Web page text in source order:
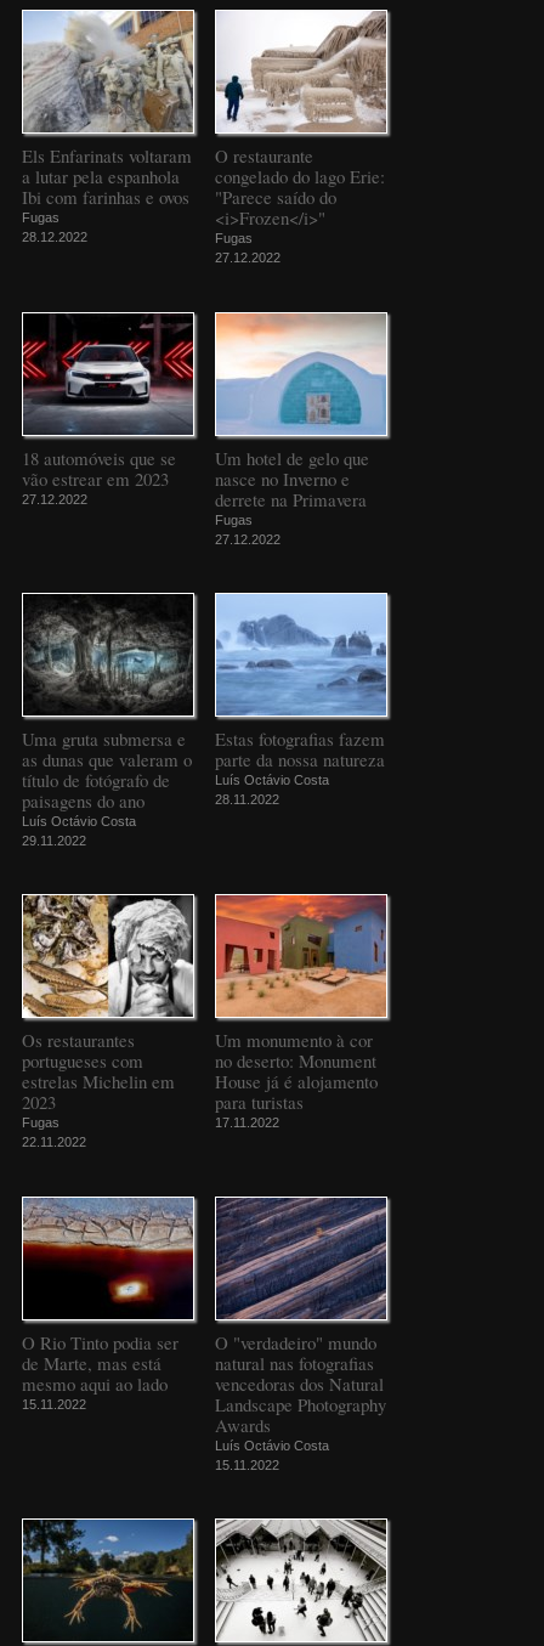
Els Enfarinats voltaram
a lutar pela espanhola
Ibi com farinhas e ovos
Fugas
28.12.2022
O restaurante
congelado do lago Erie:
"Parece saído do
<i>Frozen</i>"
Fugas
27.12.2022
18 automóveis que se
vão estrear em 2023
27.12.2022
Um hotel de gelo que
nasce no Inverno e
derrete na Primavera
Fugas
27.12.2022
Uma gruta submersa e
as dunas que valeram o
título de fotógrafo de
paisagens do ano
Luís Octávio Costa
29.11.2022
Estas fotografias fazem
parte da nossa natureza
Luís Octávio Costa
28.11.2022
Os restaurantes
portugueses com
estrelas Michelin em
2023
Fugas
22.11.2022
Um monumento à cor
no deserto: Monument
House já é alojamento
para turistas
17.11.2022
O Rio Tinto podia ser
de Marte, mas está
mesmo aqui ao lado
15.11.2022
O "verdadeiro" mundo
natural nas fotografias
vencedoras dos Natural
Landscape Photography
Awards
Luís Octávio Costa
15.11.2022